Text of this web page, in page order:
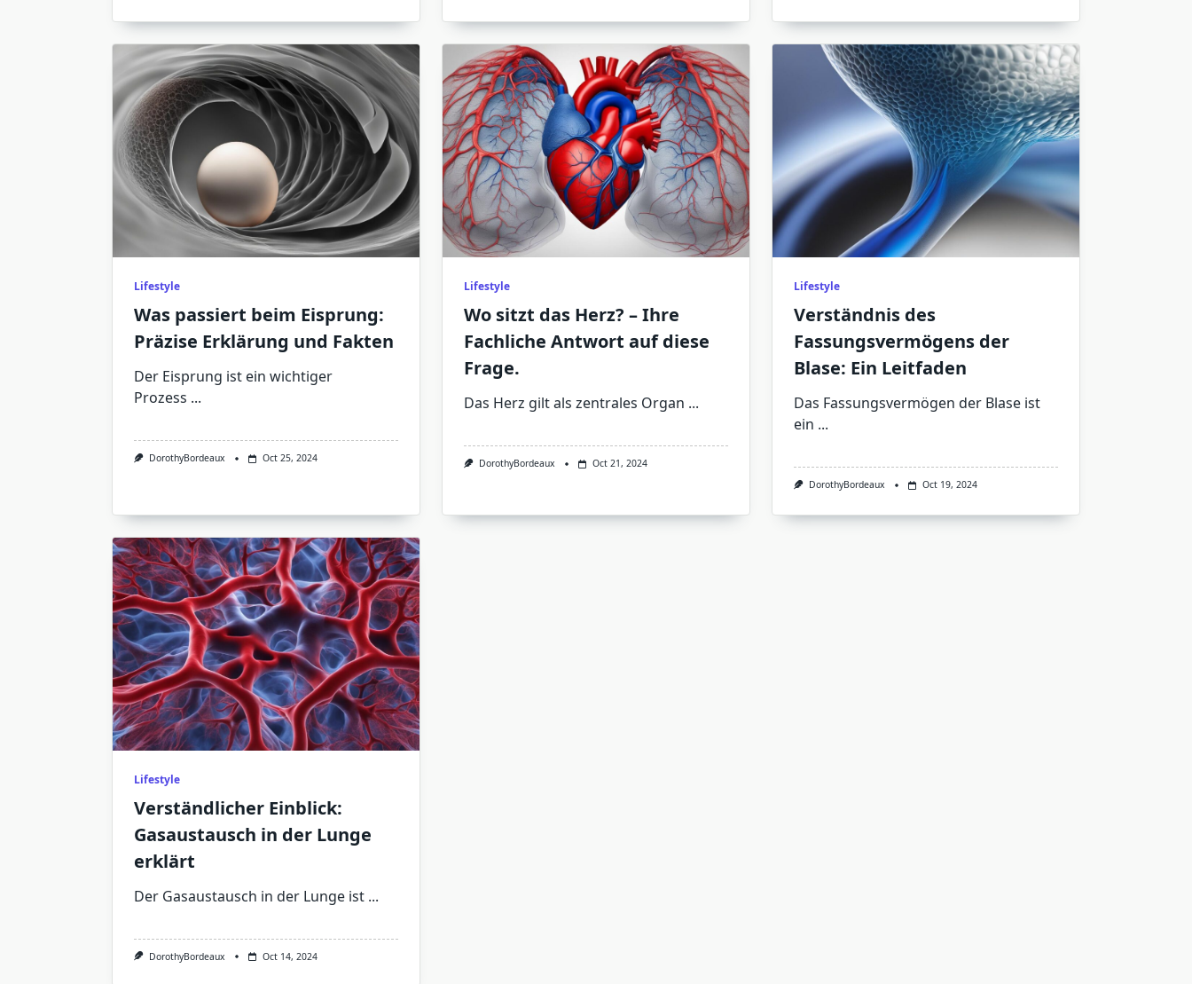
Lifestyle
Was passiert beim Eisprung:
Präzise Erklärung und Fakten
Der Eisprung ist ein wichtiger
Prozess ...
DorothyBordeaux Oct 25, 2024
Lifestyle
Wo sitzt das Herz? – Ihre
Fachliche Antwort auf diese
Frage.
Das Herz gilt als zentrales Organ ...
DorothyBordeaux Oct 21, 2024
Lifestyle
Verständnis des
Fassungsvermögens der
Blase: Ein Leitfaden
Das Fassungsvermögen der Blase ist
ein ...
DorothyBordeaux Oct 19, 2024
Lifestyle
Verständlicher Einblick:
Gasaustausch in der Lunge
erklärt
Der Gasaustausch in der Lunge ist ...
DorothyBordeaux Oct 14, 2024